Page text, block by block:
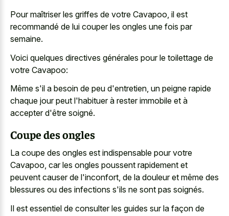
Pour maîtriser les griffes de votre Cavapoo, il est
recommandé de lui couper les ongles une fois par
semaine.
Voici quelques directives générales pour le toilettage de
votre Cavapoo:
Même s'il a besoin de peu d'entretien, un peigne rapide
chaque jour peut l'habituer à rester immobile et à
accepter d'être soigné.
Coupe des ongles
La coupe des ongles est indispensable pour votre
Cavapoo, car les ongles poussent rapidement et
peuvent causer de l'inconfort, de la douleur et même des
blessures ou des infections s'ils ne sont pas soignés.
Il est essentiel de consulter les guides sur la façon de